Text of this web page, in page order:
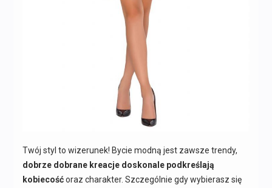
Twój styl to wizerunek! Bycie modną jest zawsze trendy,
dobrze dobrane kreacje doskonale podkreślają
kobiecośćoraz charakter. Szczególnie gdy wybierasz się